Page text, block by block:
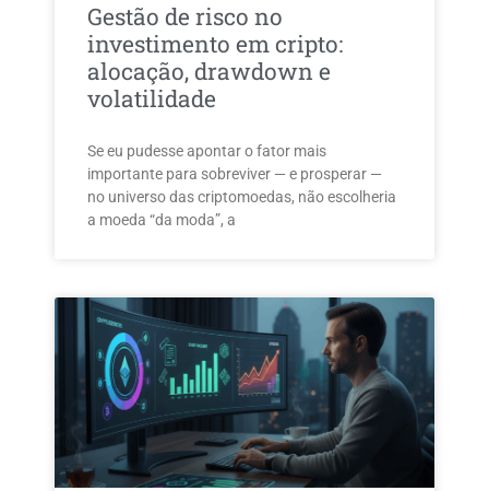
Gestão de risco no
investimento em cripto:
alocação, drawdown e
volatilidade
Se eu pudesse apontar o fator mais
importante para sobreviver — e prosperar —
no universo das criptomoedas, não escolheria
a moeda “da moda”, a